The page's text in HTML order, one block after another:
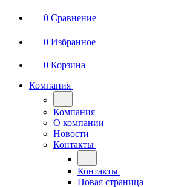
0 Сравнение
0 Избранное
0 Корзина
Компания
Компания
О компании
Новости
Контакты
Контакты
Новая страница